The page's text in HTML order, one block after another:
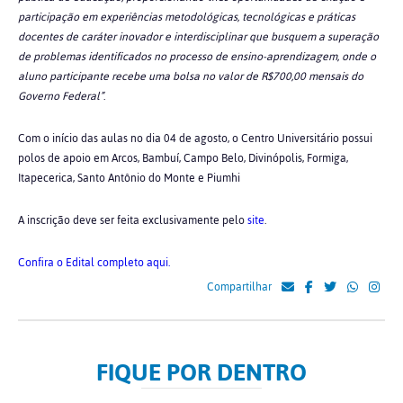
participação em experiências metodológicas, tecnológicas e práticas
docentes de caráter inovador e interdisciplinar que busquem a superação
de problemas identificados no processo de ensino-aprendizagem, onde o
aluno participante recebe uma bolsa no valor de R$700,00 mensais do
Governo Federal”.
Com o início das aulas no dia 04 de agosto, o Centro Universitário possui
polos de apoio em Arcos, Bambuí, Campo Belo, Divinópolis, Formiga,
Itapecerica, Santo Antônio do Monte e Piumhi
A inscrição deve ser feita exclusivamente pelosite.
Confira o Edital completo aqui.
Compartilhar
FIQUE POR DENTRO